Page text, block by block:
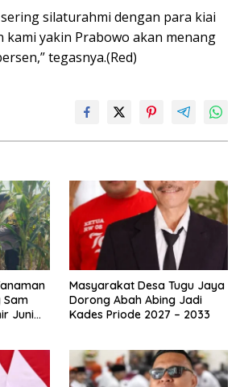
silaturahmi dengan para kiai
kami yakin Prabowo akan menang
tegasnya.(Red)
Sam
Juni
Masyarakat Desa Tugu Jaya
Dorong Abah Abing Jadi
Kades Priode 2027 – 2033